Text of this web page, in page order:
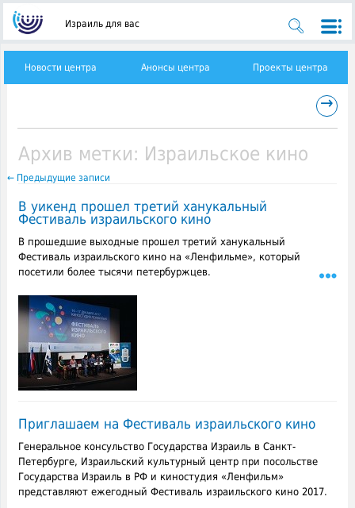
Израиль для вас
Новости центра Анонсы центра Проекты центра
→
Архив метки: Израильское кино
←Предыдущие записи
В уикенд прошел третий ханукальный
Фестиваль израильского кино
В прошедшие выходные прошел третий ханукальный
Фестиваль израильского кино на «Ленфильме», который
посетили более тысячи петербуржцев.
Приглашаем на Фестиваль израильского кино
Генеральное консульство Государства Израиль в Санкт-
Петербурге, Израильский культурный центр при посольстве
Государства Израиль в РФ и киностудия «Ленфильм»
представляют ежегодный Фестиваль израильского кино 2017.